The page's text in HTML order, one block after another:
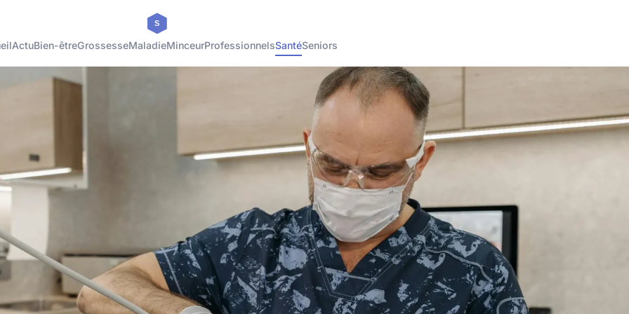
ActuBien-êtreGrossesseMaladieMinceurProfessionnelsSantéSeniors